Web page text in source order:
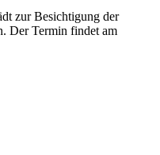
zur Besichtigung der
Der Termin findet am